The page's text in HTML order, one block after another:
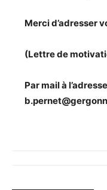
Merci d’adresser
(Lettre de
Par mail à